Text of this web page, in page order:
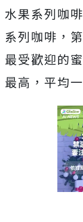
水果系列咖
系列咖啡，
最受歡迎的
最高，平均